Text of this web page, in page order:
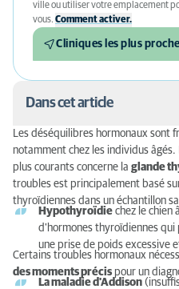
ville ou utiliser votre emplacement
vous. Comment activer.
Cliniques les plus
Dans cet article
Analyses hormonales
Les techniques
analyses hormonales
Les déséquilibres hormonaux sont
notamment chez les individus
plus courants concerne la glande
troubles est principalement basé
thyroïdiennes dans un échantillon
Hypothyroïdie chez le chien
d'hormones thyroïdiennes qui
une prise de poids excessive
Certains troubles hormonaux
des moments précis pour un
La maladie d'Addison